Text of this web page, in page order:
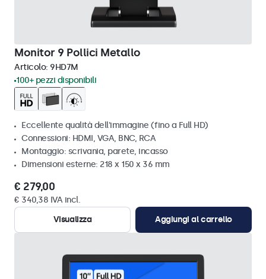
Monitor 9 Pollici Metallo
Articolo: 9HD7M
100+ pezzi disponibili
Eccellente qualità dell'immagine (fino a Full HD)
Connessioni: HDMI, VGA, BNC, RCA
Montaggio: scrivania, parete, incasso
Dimensioni esterne: 218 x 150 x 36 mm
€ 279,00
€ 340,38 IVA incl.
Visualizza
Aggiungi al carrello